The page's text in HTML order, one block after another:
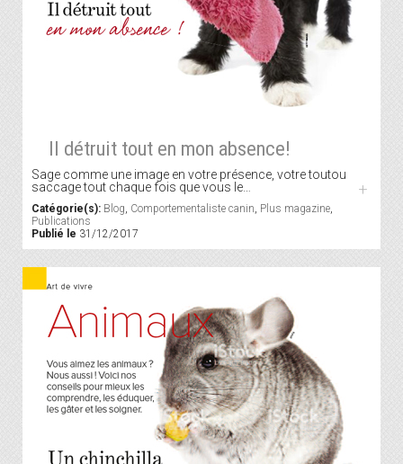
Il détruit tout en mon absence!
Sage comme une image en votre présence, votre toutou
saccage tout chaque fois que vous le…
+
Catégorie(s): Blog, Comportementaliste canin, Plus magazine,
Publications
Publié le 31/12/2017